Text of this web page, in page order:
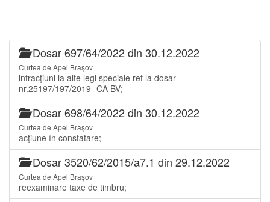
Dosar 697/64/2022 din 30.12.2022
Curtea de Apel Brașov
infracţiuni la alte legi speciale ref la dosar
nr.25197/197/2019- CA BV;
Dosar 698/64/2022 din 30.12.2022
Curtea de Apel Brașov
acţiune în constatare;
Dosar 3520/62/2015/a7.1 din 29.12.2022
Curtea de Apel Brașov
reexaminare taxe de timbru;